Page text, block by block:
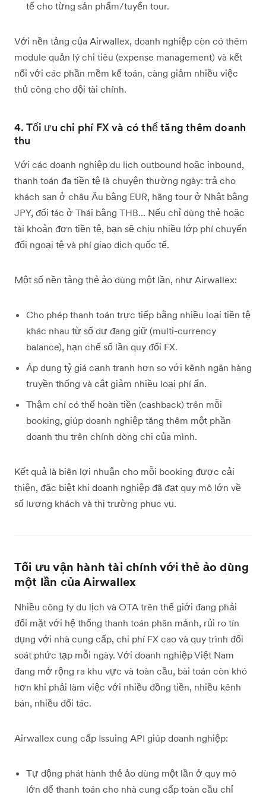
tế cho từng sản phẩm/tuyến tour.
Với nền tảng của Airwallex, doanh nghiệp còn có thêm
module quản lý chi tiêu (expense management) và kết
nối với các phần mềm kế toán, càng giảm nhiều việc
thủ công cho đội tài chính.
4. Tối ưu chi phí FX và có thể tăng thêm doanh
thu
Với các doanh nghiệp du lịch outbound hoặc inbound,
thanh toán đa tiền tệ là chuyện thường ngày: trả cho
khách sạn ở châu Âu bằng EUR, hãng tour ở Nhật bằng
JPY, đối tác ở Thái bằng THB… Nếu chỉ dùng thẻ hoặc
tài khoản đơn tiền tệ, bạn sẽ chịu nhiều lớp phí chuyển
đổi ngoại tệ và phí giao dịch quốc tế.
Một số nền tảng thẻ ảo dùng một lần, như Airwallex:
Cho phép thanh toán trực tiếp bằng nhiều loại tiền tệ
khác nhau từ số dư đang giữ (multi-currency
balance), hạn chế số lần quy đổi FX.
Áp dụng tỷ giá cạnh tranh hơn so với kênh ngân hàng
truyền thống và cắt giảm nhiều loại phí ẩn.
Thậm chí có thể hoàn tiền (cashback) trên mỗi
booking, giúp doanh nghiệp tăng thêm một phần
doanh thu trên chính dòng chi của mình.
Kết quả là biên lợi nhuận cho mỗi booking được cải
thiện, đặc biệt khi doanh nghiệp đã đạt quy mô lớn về
số lượng khách và thị trường phục vụ.
Tối ưu vận hành tài chính với thẻ ảo dùng
một lần của Airwallex
Nhiều công ty du lịch và OTA trên thế giới đang phải
đối mặt với hệ thống thanh toán phân mảnh, rủi ro tín
dụng với nhà cung cấp, chi phí FX cao và quy trình đối
soát phức tạp mỗi ngày. Với doanh nghiệp Việt Nam
đang mở rộng ra khu vực và toàn cầu, bài toán còn khó
hơn khi phải làm việc với nhiều đồng tiền, nhiều kênh
bán, nhiều đối tác.
Airwallex cung cấp Issuing API giúp doanh nghiệp:
Tự động phát hành thẻ ảo dùng một lần ở quy mô
lớn để thanh toán cho nhà cung cấp toàn cầu chỉ